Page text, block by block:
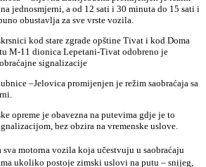
jednosmjerni, a od 12 sati i 30 minuta do 15 sati i
obustavlja za sve vrste vozila.
kod stare zgrade opštine Tivat i kod Doma
M-11 dionica Lepetani-Tivat odobreno je
signalizacije
–Jelovica promijenjen je režim saobraćaja sa
opreme je obavezna na putevima gdje je to
bez obzira na vremenske uslove.
sva motorna vozila koja učestvuju u saobraćaju
ukoliko postoje zimski uslovi na putu – snijeg,